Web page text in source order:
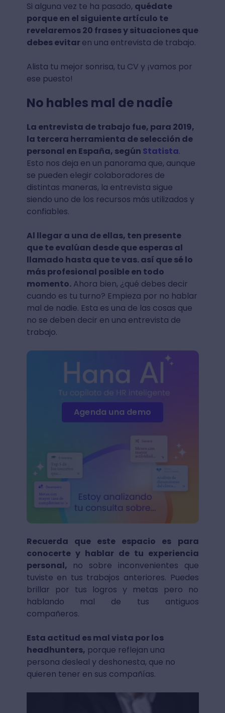
Si alguna vez te ha pasado, quédate
porque en el siguiente artículo te
revelaremos 20 frases y situaciones que
debes evitar en una entrevista de trabajo.
Alista tu mejor sonrisa, tu CV y ¡vamos por
ese puesto!
No hables mal de nadie
La entrevista de trabajo fue, para 2019,
la tercera herramienta de selección de
personal en España, según Statista.
Esto nos deja en un panorama que, aunque
se pueden elegir colaboradores de
distintas maneras, la entrevista sigue
siendo uno de los recursos más utilizados y
confiables.
Al llegar a una de ellas, ten presente
que te evalúan desde que esperas al
llamado hasta que te vas. así que sé lo
más profesional posible en todo
momento.Ahora bien, ¿qué debes decir
cuando es tu turno? Empieza por no hablar
mal de nadie. Esta es una de las cosas que
no se deben decir en una entrevista de
trabajo.
Agenda una demo
Recuerda que este espacio es para
conocerte y hablar de tu experiencia
personal, no sobre inconvenientes que
tuviste en tus trabajos anteriores. Puedes
brillar por tus logros y metas pero no
hablando mal de tus antiguos
compañeros.
Esta actitud es mal vista por los
headhunters, porque reflejan una
persona desleal y deshonesta, que no
quieren tener en sus compañías.